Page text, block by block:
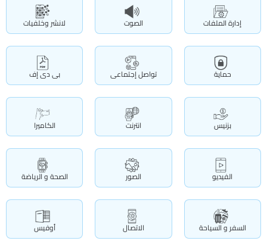
إدارة الملفات الصوت لانشر وخلفيات
حماية تواصل إجتماعى بى دى إف
بزنيس انترنت الكاميرا
الفيديو الصور الصحة و الرياضة
السفر و السياحة الاتصال أوفيس